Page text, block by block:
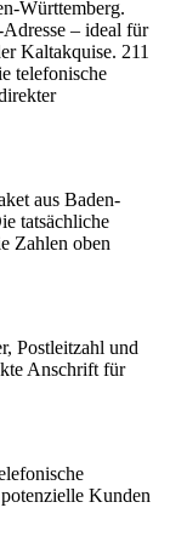
Württemberg.
– ideal für
Kaltakquise. 211
telefonische
aus Baden-
tatsächliche
Zahlen oben
Postleitzahl und
Anschrift für
Kunden